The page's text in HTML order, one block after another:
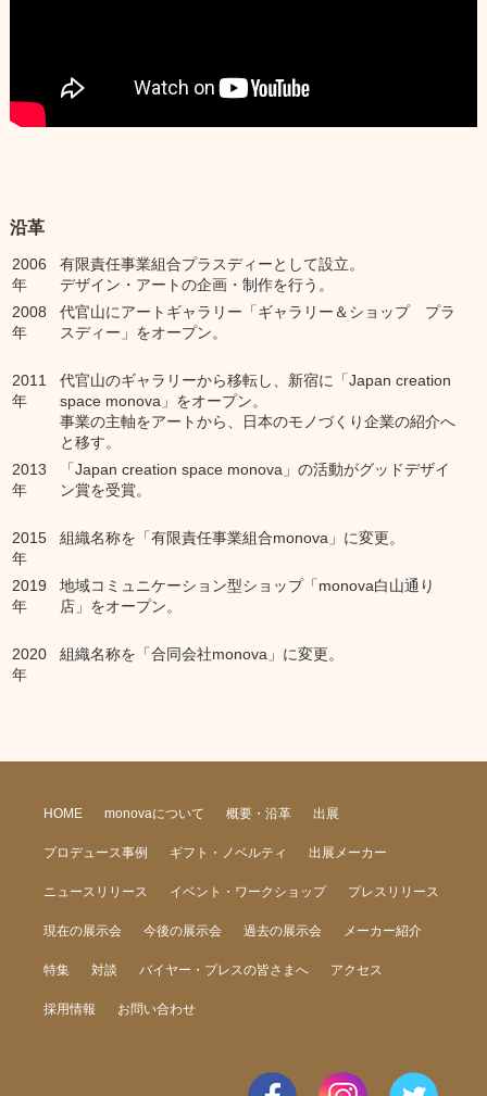
沿革
2006
年
有限責任事業組合プラスディーとして設立。
デザイン・アートの企画・制作を行う。
2008
年
代官山にアートギャラリー「ギャラリー＆ショップ プラ
スディー」をオープン。
2011
年
代官山のギャラリーから移転し、新宿に「Japan creation
space monova」をオープン。
事業の主軸をアートから、日本のモノづくり企業の紹介へ
と移す。
2013
年
「Japan creation space monova」の活動がグッドデザイ
ン賞を受賞。
2015
年
組織名称を「有限責任事業組合monova」に変更。
2019
年
地域コミュニケーション型ショップ「monova白山通り
店」をオープン。
2020
年
組織名称を「合同会社monova」に変更。
HOME monovaについて 概要・沿革 出展
プロデュース事例 ギフト・ノベルティ 出展メーカー
ニュースリリース イベント・ワークショップ プレスリリース
現在の展示会 今後の展示会 過去の展示会 メーカー紹介
特集 対談 バイヤー・プレスの皆さまへ アクセス
採用情報 お問い合わせ